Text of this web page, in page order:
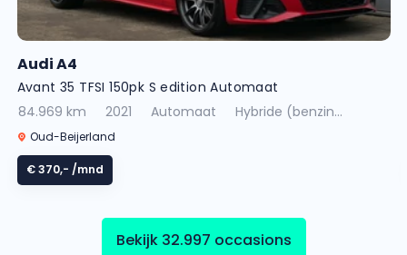
Audi A4
Avant 35 TFSI 150pk S edition Automaat
84.969 km
2021 Automaat Hybride (benzin...
Oud-Beijerland
€ 370,- /mnd
Bekijk 32.997 occasions